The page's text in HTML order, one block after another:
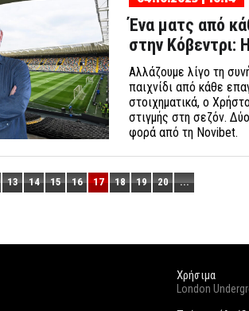
Ένα ματς από
στην
Αλλάζουμε λίγο τη
παιχνίδι από κάθε
στοιχηματικά, ο
στιγμής στη σεζόν.
φορά από τη Novibet.
13 14 15 16 17 18 19 20 ...
Χρήσιμα
London